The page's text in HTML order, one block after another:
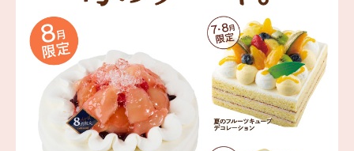
岳や末広がりを意味す
つ時」という意味を込
。雄大な八ヶ岳山麓の自
れる、こだわりのスイー